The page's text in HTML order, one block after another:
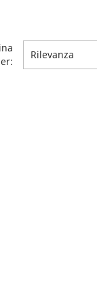
Rilevanza